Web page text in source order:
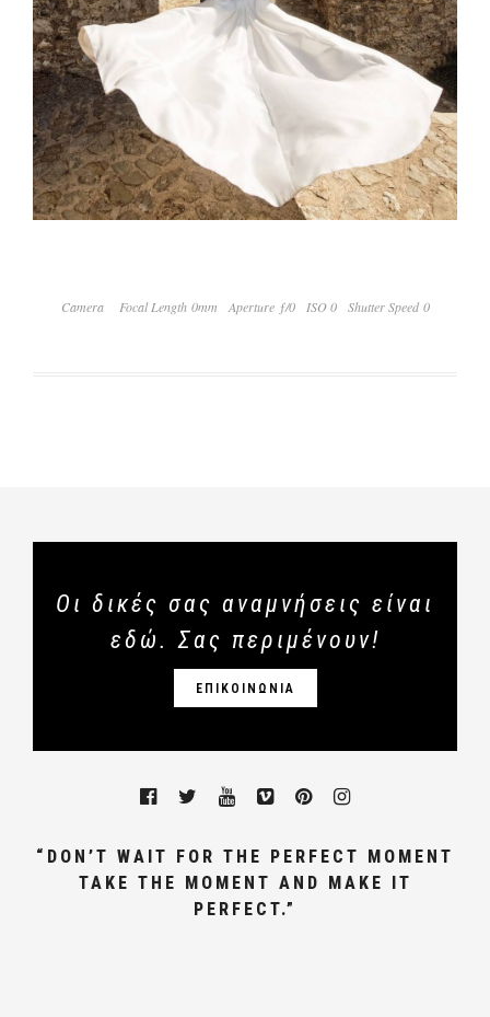
Camera Focal Length 0mm Aperture ƒ/0 ISO 0 Shutter Speed 0
Οι δικές σας αναμνήσεις είναι
εδώ. Σας περιμένουν!
ΕΠΙΚΟΙΝΩΝΙΑ
“DON’T WAIT FOR THE PERFECT MOMENT
TAKE THE MOMENT AND MAKE IT
PERFECT.”